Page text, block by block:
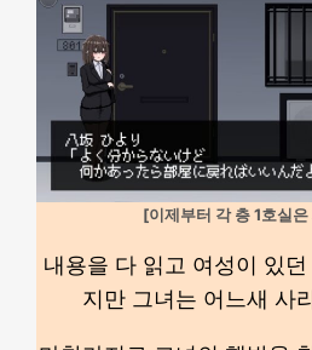
[이제부터 각 층 1호실
내용을 다 읽고 여성이 있
지만 그녀는 어느새 사